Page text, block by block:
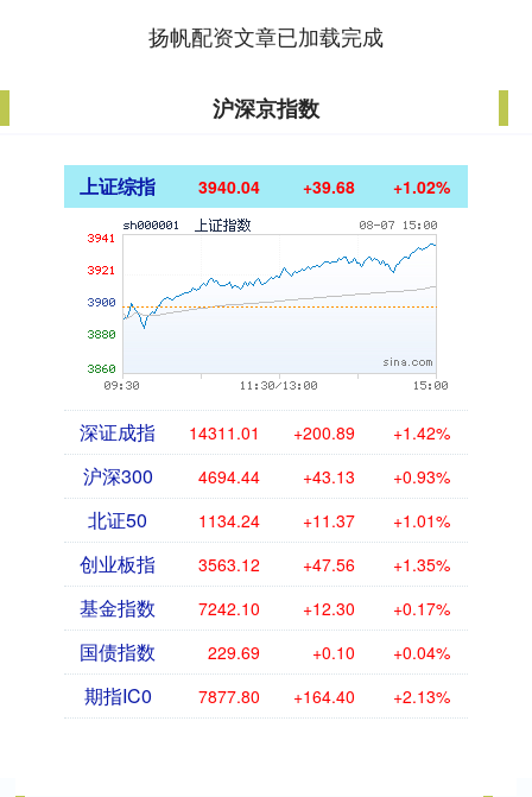
扬帆配资文章已加载完成
沪深京指数
上证综指 3940.04 +39.68 +1.02%
深证成指 14311.01 +200.89 +1.42%
沪深300 4694.44 +43.13 +0.93%
北证50 1134.24 +11.37 +1.01%
创业板指 3563.12 +47.56 +1.35%
基金指数 7242.10 +12.30 +0.17%
国债指数 229.69 +0.10 +0.04%
期指IC0 7877.80 +164.40 +2.13%